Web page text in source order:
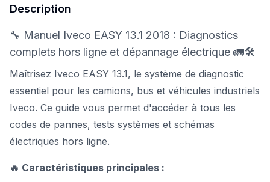
Description
🔧 Manuel Iveco EASY 13.1 2018 : Diagnostics
complets hors ligne et dépannage électrique 🚛🛠
Maîtrisez Iveco EASY 13.1, le système de diagnostic
essentiel pour les camions, bus et véhicules industriels
Iveco. Ce guide vous permet d'accéder à tous les
codes de pannes, tests systèmes et schémas
électriques hors ligne.
🔥 Caractéristiques principales :